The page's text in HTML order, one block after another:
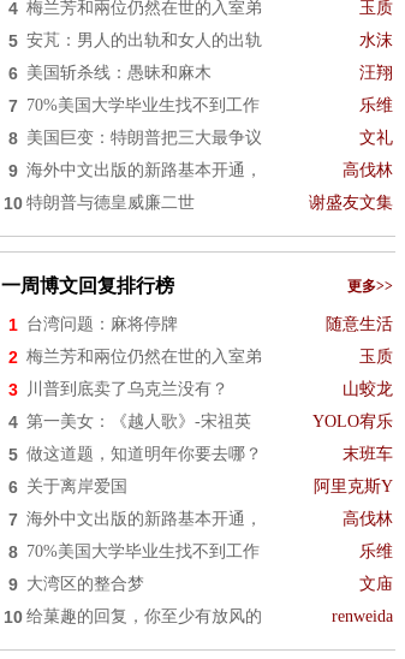
4 梅兰芳和兩位仍然在世的入室弟 玉质
5 安芃：男人的出轨和女人的出轨 水沫
6 美国斩杀线：愚昧和麻木 汪翔
7 70%美国大学毕业生找不到工作 乐维
8 美国巨变：特朗普把三大最争议 文礼
9 海外中文出版的新路基本开通， 高伐林
10 特朗普与德皇威廉二世 谢盛友文集
一周博文回复排行榜 更多>>
1 台湾问题：麻将停牌 随意生活
2 梅兰芳和兩位仍然在世的入室弟 玉质
3 川普到底卖了乌克兰没有？ 山蛟龙
4 第一美女：《越人歌》-宋祖英 YOLO宥乐
5 做这道题，知道明年你要去哪？ 末班车
6 关于离岸爱国 阿里克斯Y
7 海外中文出版的新路基本开通， 高伐林
8 70%美国大学毕业生找不到工作 乐维
9 大湾区的整合梦 文庙
10 给菓趣的回复，你至少有放风的 renweida